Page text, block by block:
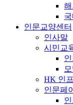
인문교양센터
인사말
시민교
HK 인
인문페